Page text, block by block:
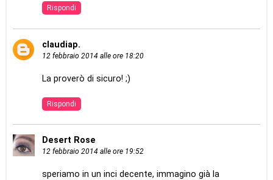
Rispondi
claudiap.
12 febbraio 2014 alle ore 18:20
La proverò di sicuro! ;)
Rispondi
Desert Rose
12 febbraio 2014 alle ore 19:52
speriamo in un inci decente, immagino già la